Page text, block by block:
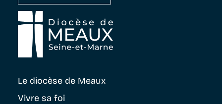
Le diocèse de Meaux
Vivre sa foi